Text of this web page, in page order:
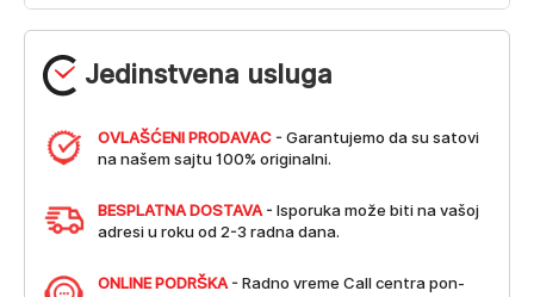
Jedinstvena usluga
OVLAŠĆENI PRODAVAC - Garantujemo da su satovi
na našem sajtu 100% originalni.
BESPLATNA DOSTAVA - Isporuka može biti na vašoj
adresi u roku od 2-3 radna dana.
ONLINE PODRŠKA - Radno vreme Call centra pon-